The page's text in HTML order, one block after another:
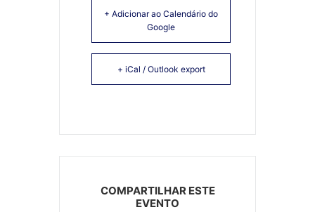
+ Adicionar ao Calendário do
Google
+ iCal / Outlook export
COMPARTILHAR ESTE
EVENTO